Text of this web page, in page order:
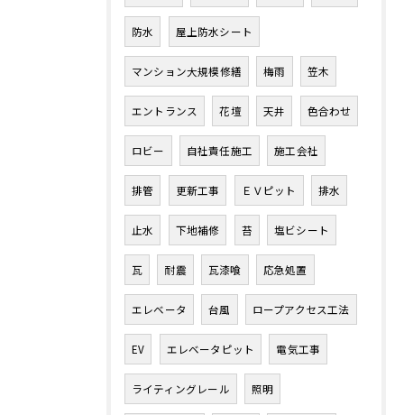
防水 屋上防水シート
マンション大規模修繕 梅雨 笠木
エントランス 花壇 天井 色合わせ
ロビー 自社責任施工 施工会社
排管 更新工事 ＥＶピット 排水
止水 下地補修 苔 塩ビシート
瓦 耐震 瓦漆喰 応急処置
エレベータ 台風 ロープアクセス工法
EV エレベータピット 電気工事
ライティングレール 照明